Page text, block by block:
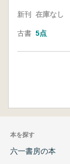
新刊 在庫なし
古書 5点
本を探す
六一書房の本